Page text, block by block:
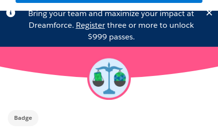
Bring your team and maximize your impact at
Dreamforce. Registerthree or more to unlock
$999 passes.
Badge